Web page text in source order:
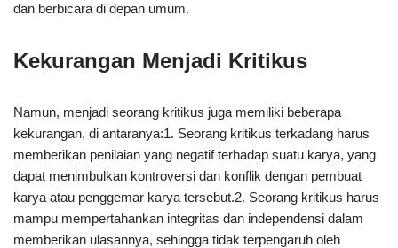
dan berbicara di depan umum.
Kekurangan Menjadi Kritikus
Namun, menjadi seorang kritikus juga memiliki beberapa
kekurangan, di antaranya:1. Seorang kritikus terkadang harus
memberikan penilaian yang negatif terhadap suatu karya, yang
dapat menimbulkan kontroversi dan konflik dengan pembuat
karya atau penggemar karya tersebut.2. Seorang kritikus harus
mampu mempertahankan integritas dan independensi dalam
memberikan ulasannya, sehingga tidak terpengaruh oleh